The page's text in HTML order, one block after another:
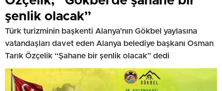
şenlik olacak”
Türk turizminin başkenti Alanya’nın Gökbel yaylasına
vatandaşları davet eden Alanya belediye başkanı Osman
Tarık Özçelik “Şahane bir şenlik olacak” dedi